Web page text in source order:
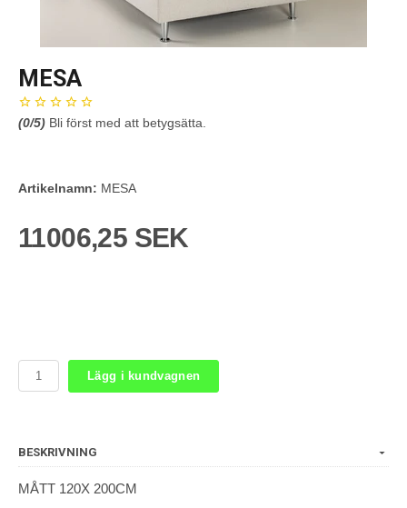
MESA
(0/5) Bli först med att betygsätta.
Artikelnamn: MESA
11006,25 SEK
Lägg i kundvagnen
BESKRIVNING
MÅTT 120X 200CM